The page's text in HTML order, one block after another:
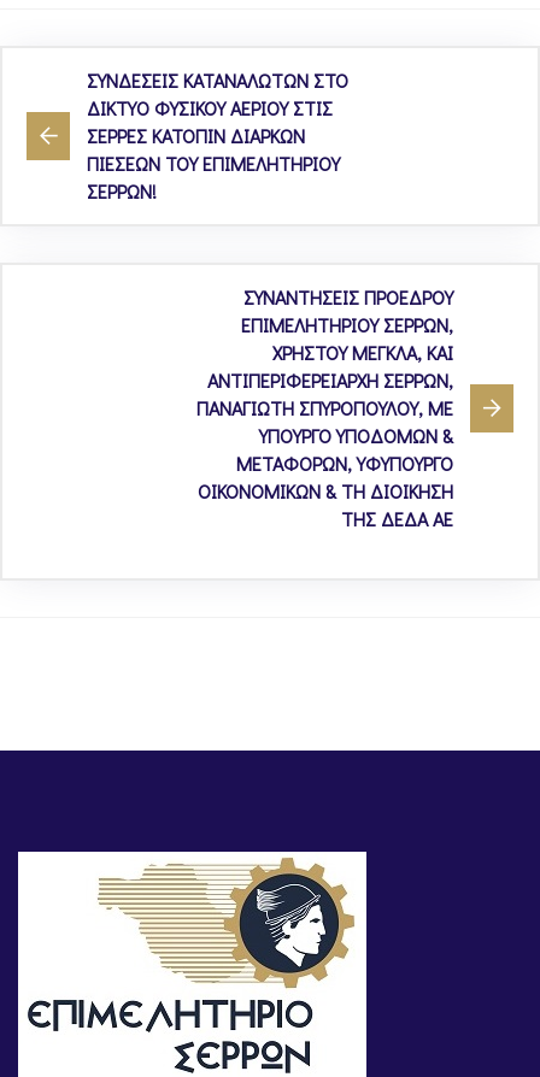
ΣΥΝΔΕΣΕΙΣ ΚΑΤΑΝΑΛΩΤΩΝ ΣΤΟ
ΔΙΚΤΥΟ ΦΥΣΙΚΟΥ ΑΕΡΙΟΥ ΣΤΙΣ
ΣΕΡΡΕΣ ΚΑΤΟΠΙΝ ΔΙΑΡΚΩΝ
ΠΙΕΣΕΩΝ ΤΟΥ ΕΠΙΜΕΛΗΤΗΡΙΟΥ
ΣΕΡΡΩΝ!
ΣΥΝΑΝΤΗΣΕΙΣ ΠΡΟΕΔΡΟΥ
ΕΠΙΜΕΛΗΤΗΡΙΟΥ ΣΕΡΡΩΝ,
ΧΡΗΣΤΟΥ ΜΕΓΚΛΑ, ΚΑΙ
ΑΝΤΙΠΕΡΙΦΕΡΕΙΑΡΧΗ ΣΕΡΡΩΝ,
ΠΑΝΑΓΙΩΤΗ ΣΠΥΡΟΠΟΥΛΟΥ, ΜΕ
ΥΠΟΥΡΓΟ ΥΠΟΔΟΜΩΝ &
ΜΕΤΑΦΟΡΩΝ, ΥΦΥΠΟΥΡΓΟ
ΟΙΚΟΝΟΜΙΚΩΝ & ΤΗ ΔΙΟΙΚΗΣΗ
ΤΗΣ ΔΕΔΑ ΑΕ